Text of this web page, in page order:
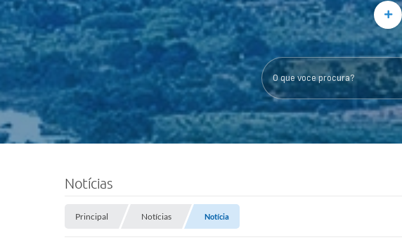
O que voce procura?
Notícias
Principal Notícias Notícia